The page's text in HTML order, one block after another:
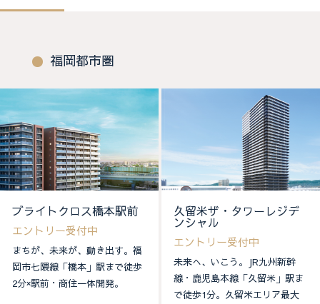
福岡都市圏
ブライトクロス橋本駅前
エントリー受付中
まちが、未来が、動き出す。福
岡市七隈線「橋本」駅まで徒歩
2分×駅前・商住一体開発。
久留米ザ・タワーレジデ
ンシャル
エントリー受付中
未来へ、いこう。JR九州新幹
線・鹿児島本線「久留米」駅ま
で徒歩1分。久留米エリア最大